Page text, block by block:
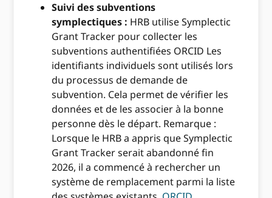
Suivi des subventions
symplectiques : HRB utilise Symplectic
Grant Tracker pour collecter les
subventions authentifiées ORCID Les
identifiants individuels sont utilisés lors
du processus de demande de
subvention. Cela permet de vérifier les
données et de les associer à la bonne
personne dès le départ. Remarque :
Lorsque le HRB a appris que Symplectic
Grant Tracker serait abandonné fin
2026, il a commencé à rechercher un
système de remplacement parmi la liste